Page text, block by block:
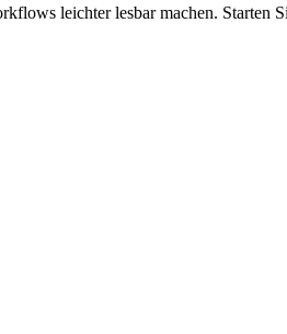
leichter lesbar machen. Starten